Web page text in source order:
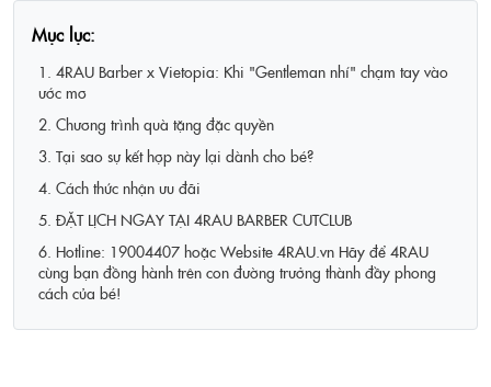
Mục lục:
1. 4RAU Barber x Vietopia: Khi "Gentleman nhí" chạm tay vào
ước mơ
2. Chương trình quà tặng đặc quyền
3. Tại sao sự kết hợp này lại dành cho bé?
4. Cách thức nhận ưu đãi
5. ĐẶT LỊCH NGAY TẠI 4RAU BARBER CUTCLUB
6. Hotline: 19004407 hoặc Website 4RAU.vn Hãy để 4RAU
cùng bạn đồng hành trên con đường trưởng thành đầy phong
cách của bé!